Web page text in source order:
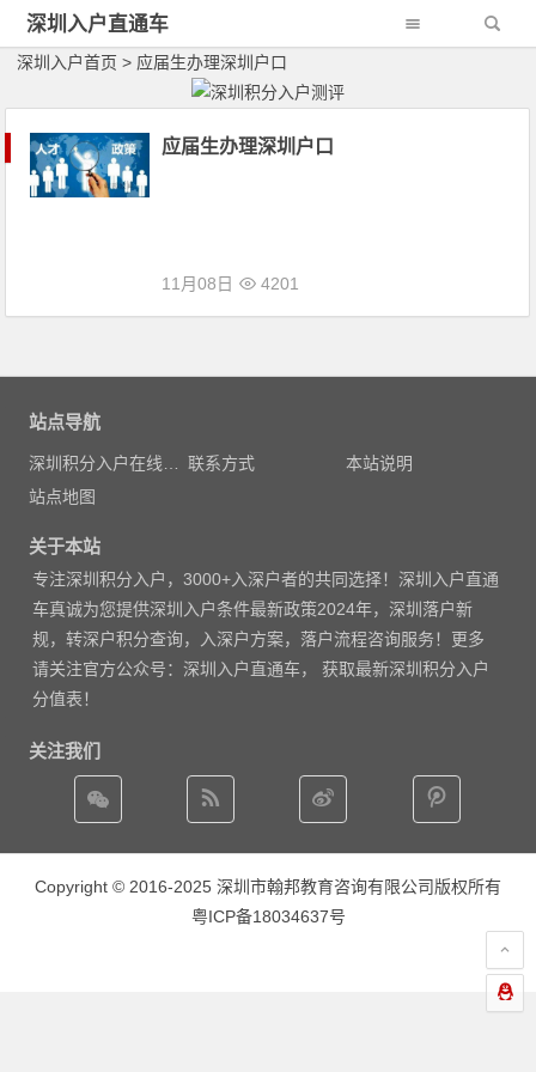
深圳入户直通车
深圳入户首页 > 应届生办理深圳户口
应届生办理深圳户口
11月08日 4201
站点导航
联系方式
本站说明
站点地图
关于本站
专注深圳积分入户 ，3000+入深户者的共同选择！深圳入户直通
车真诚为您提供深圳入户条件最新政策2024年，深圳落户新
规，转深户积分查询，入深户方案，落户流程咨询服务！更多
请关注官方公众号：深圳入户直通车， 获取最新深圳积分入户
分值表！
关注我们
Copyright © 2016-2025 深圳市翰邦教育咨询有限公司版权所有
粤ICP备18034637号